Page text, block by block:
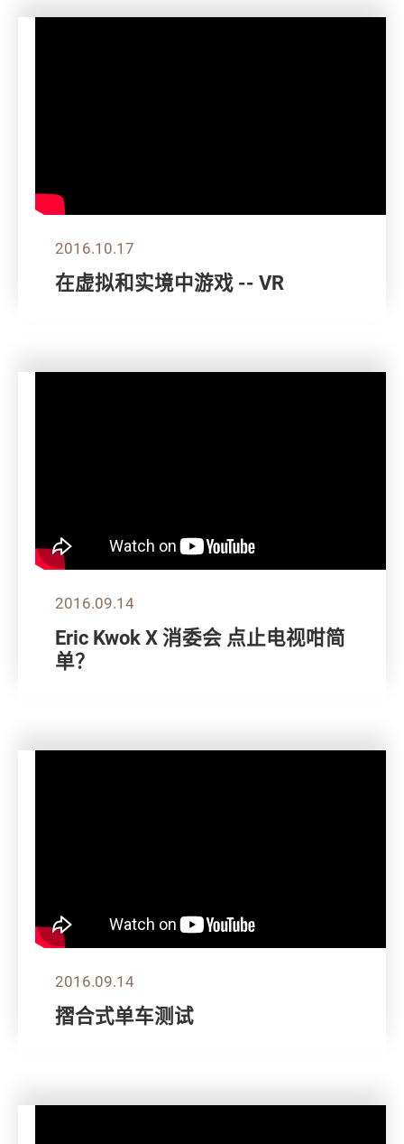
2016.10.17
在虚拟和实境中游戏 -- VR
2016.09.14
Eric Kwok X 消委会 点止电视咁简
单？
2016.09.14
摺合式单车测试